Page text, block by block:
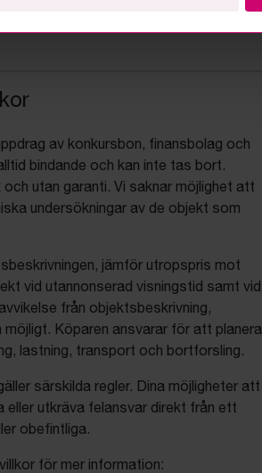
av konkursbon, finansbolag och
bindande och kan inte tas bort.
utan garanti. Vi saknar möjlighet att
undersökningar av de objekt som
jämför utropspris mot
vid utannonserad visningstid samt vid
från objektsbeskrivning,
Köparen ansvarar för att planera
lastning, transport och bortforsling.
särskilda regler. Dina möjligheter att
eller utkräva felansvar direkt från ett
obefintliga.
för mer information: